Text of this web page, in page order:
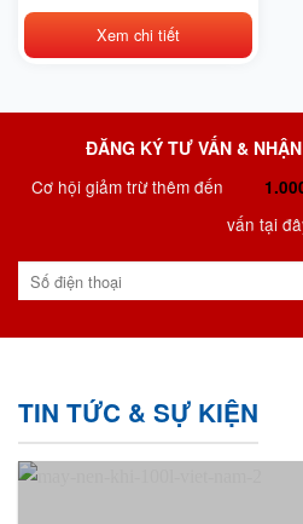
Xem chi tiết
ĐĂNG KÝ TƯ VẤN &
Cơ hội giảm trừ thêm đến
vấn tại
TIN TỨC & SỰ KIỆN